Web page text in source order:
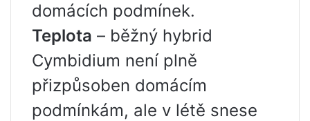
domácích podmínek.
Teplota – běžný hybrid
Cymbidium není plně
přizpůsoben domácím
podmínkám, ale v létě snese